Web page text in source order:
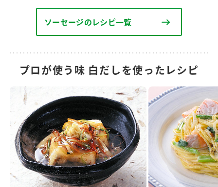
ソーセージのレシピ一覧
プロが使う味 白だしを使ったレシピ